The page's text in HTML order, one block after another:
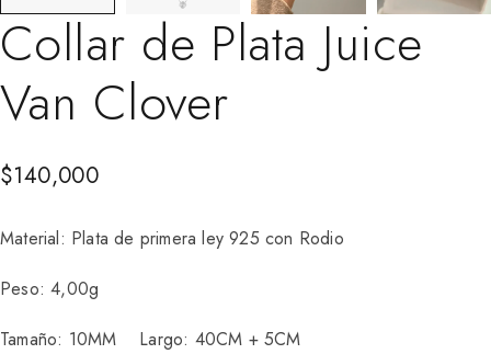
Collar de Plata Juice
Van Clover
$140,000
Material: Plata de primera ley 925 con Rodio
Peso: 4,00g
Tamaño: 10MM Largo: 40CM + 5CM